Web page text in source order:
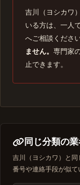
吉川（ヨシカワ
いる方は、一人
へご相談ください
ません。 専門家
止できます。
同じ分類の
吉川（ヨシカワ）と
番号や連絡手段が似て